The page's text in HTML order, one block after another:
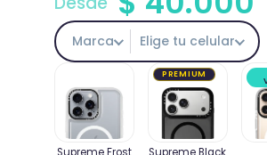
Marca Elige tu celular
PREMIUM